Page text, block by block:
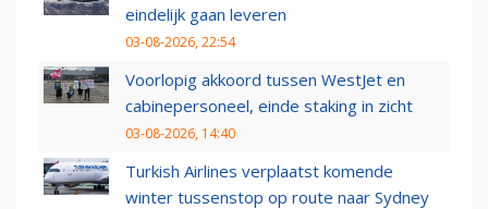
eindelijk gaan leveren
03-08-2026, 22:54
Voorlopig akkoord tussen WestJet en
cabinepersoneel, einde staking in zicht
03-08-2026, 14:40
Turkish Airlines verplaatst komende
winter tussenstop op route naar Sydney